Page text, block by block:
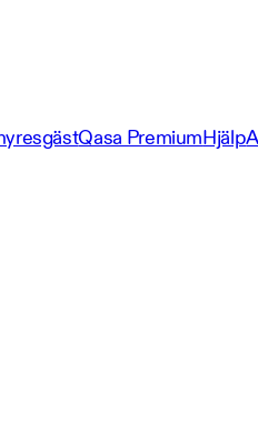
Qasa PremiumHjälp